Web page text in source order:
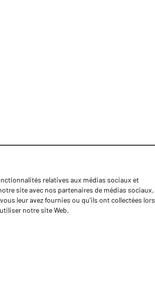
relatives aux médias sociaux et
site avec nos partenaires de médias sociaux,
leur avez fournies ou qu'ils ont collectées lors
notre site Web.
de doléances